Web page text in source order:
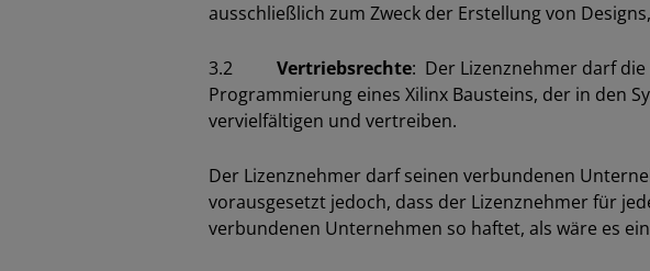
ausschließlich zum Zweck der Erstellung von
3.2 Vertriebsrechte: Der Lizenznehmer darf
Programmierung eines Xilinx Bausteins, der in den
vervielfältigen und vertreiben.
Der Lizenznehmer darf seinen verbundenen
vorausgesetzt jedoch, dass der Lizenznehmer für
verbundenen Unternehmen so haftet, als wäre es